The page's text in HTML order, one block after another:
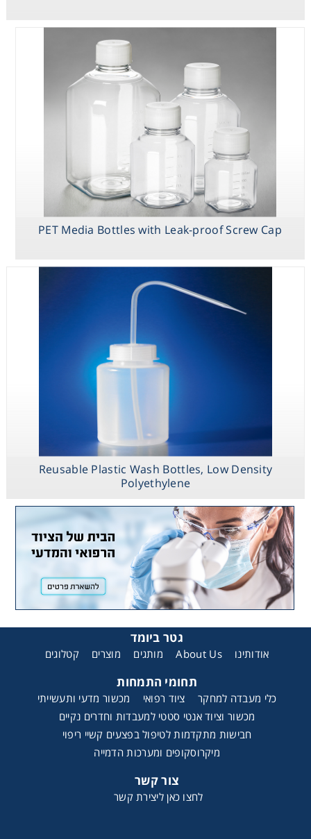
PET Media Bottles with Leak-proof Screw Cap
Reusable Plastic Wash Bottles, Low Density
Polyethylene
גטר ביומד
אודותינו About Us מותגים מוצרים קטלוגים
תחומי התמחות
כלי מעבדה למחקר ציוד רפואי
מכשור מדעי ותעשייתי
מכשור וציוד אנטי סטטי למעבדות וחדרים נקיים
חבישות מתקדמות לטיפול בפצעים קשיי ריפוי
מיקרוסקופים ומערכות הדמייה
צור קשר
לחצו כאן ליצירת קשר